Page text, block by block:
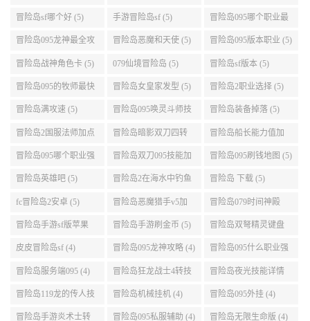
技能加点顺序 (5) 点 (5) (5)
冒险岛sf哪个好 (5) 手游冒险岛sf (5) 冒险岛095哪个职业最
好 (5)
冒险岛095龙神最全攻
略 (5)
冒险岛恶魔和天使 (5) 冒险岛095版本职业 (5)
冒险岛战神角色卡 (5) 079仙境冒险岛 (5) 冒险岛sf版本 (5)
冒险岛095的牧师最快
升级路线 (5)
冒险岛女皇家发型 (5) 冒险岛2职业选择 (5)
冒险岛满攻速 (5) 冒险岛095唤灵斗师技
能介绍 (5)
冒险岛装备掉落 (5)
冒险岛2国服法师加点
(5)
冒险岛暗影双刀四转
任务 (5)
冒险岛船长能力值加
点 (5)
冒险岛095哪个职业强
势 (5)
冒险岛双刀095技能加
点 (5)
冒险岛095刷钱地图 (5)
冒险岛英雄吧 (5) 冒险岛2在海水中钓鱼
(5)
冒险岛 下载 (5)
fc冒险岛2安卓 (5) 冒险岛恶魔猎手v5加
点 (5)
冒险岛079时间神殿
999任务 (5)
冒险岛手游sf版苹果
(5)
冒险岛手游刷金币 (5) 冒险岛双弩精灵键盘
设置 (5)
皮皮冒险岛sf (4) 冒险岛095龙神攻略 (4) 冒险岛095什么职业强
(4)
冒险岛服务端095 (4) 冒险岛狂龙战士4转技
能加点 (4)
冒险岛夜光技能详情
(4)
冒险岛119龙的传人技
能加点 (4)
冒险岛机械挂机 (4) 冒险岛095外挂 (4)
冒险岛手游炎术士转 冒险岛095私服辅助 (4) 冒险岛无限生命版 (4)